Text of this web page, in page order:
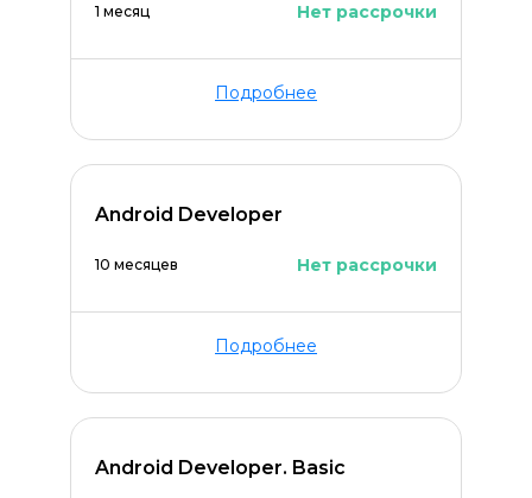
1 месяц Нет рассрочки
Подробнее
Android Developer
10 месяцев Нет рассрочки
Подробнее
Android Developer. Basic